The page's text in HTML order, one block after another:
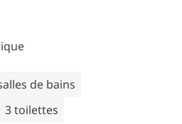
de bains
3 toilettes